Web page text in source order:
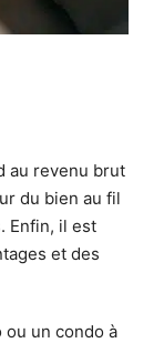
au revenu brut
du bien au fil
Enfin, il est
et des
un condo à